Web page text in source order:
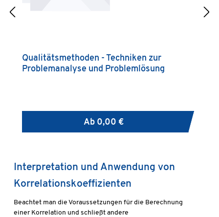
Qualitätsmethoden - Techniken zur
Problemanalyse und Problemlösung
Ab 0,00 €
Interpretation und Anwendung von
Korrelationskoeffizienten
Beachtet man die Voraussetzungen für die Berechnung
einer Korrelation und schließt andere